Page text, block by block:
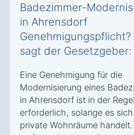
Badezimmer-
in Ahrensdorf
Genehmigungspflicht?
sagt der Gesetzgeber:
Eine Genehmigung für die
Modernisierung eines
in Ahrensdorf ist in der
erforderlich, solange es
private Wohnräume handelt.